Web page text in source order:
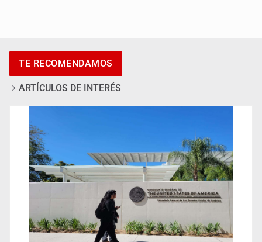
Llaman a mantener legado de Alcalde
TE RECOMENDAMOS
ARTÍCULOS DE INTERÉS